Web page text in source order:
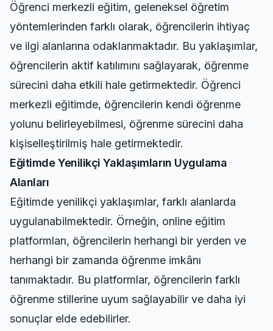
Öğrenci merkezli eğitim, geleneksel öğretim
yöntemlerinden farklı olarak, öğrencilerin ihtiyaç
ve ilgi alanlarına odaklanmaktadır. Bu yaklaşımlar,
öğrencilerin aktif katılımını sağlayarak, öğrenme
sürecini daha etkili hale getirmektedir. Öğrenci
merkezli eğitimde, öğrencilerin kendi öğrenme
yolunu belirleyebilmesi, öğrenme sürecini daha
kişiselleştirilmiş hale getirmektedir.
Eğitimde Yenilikçi Yaklaşımların Uygulama
Alanları
Eğitimde yenilikçi yaklaşımlar, farklı alanlarda
uygulanabilmektedir. Örneğin, online eğitim
platformları, öğrencilerin herhangi bir yerden ve
herhangi bir zamanda öğrenme imkânı
tanımaktadır. Bu platformlar, öğrencilerin farklı
öğrenme stillerine uyum sağlayabilir ve daha iyi
sonuçlar elde edebilirler.